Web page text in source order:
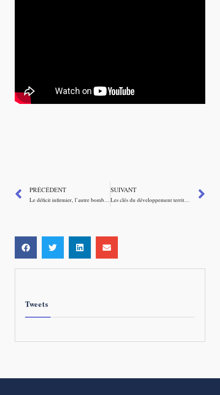
PRÉCÉDENT
Le déficit infirmier, l’autre bombe sanitaire – Visio Café Sapiens
SUIVANT
Les clés du développement territorial – avec Jean-Yves Heyer
Tweets